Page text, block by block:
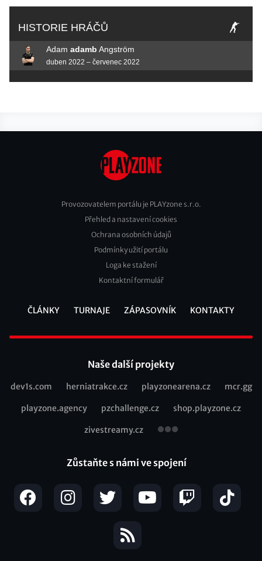
HISTORIE HRÁČŮ
Adam adamb Angström
duben 2022 – červenec 2022
Footer
Provozovatelem portálu je PLAYzone s.r.o.
Přehled a nastavení cookies
Ochrana osobních údajů
Podmínky užití portálu
Loga ke stažení
Kontaktní formulář
ČLÁNKY TURNAJE ZÁPASOVNÍK KONTAKTY
Naše další projekty
Recommended
dev1s.com herniatrakce.cz playzonearena.cz mcr.gg
playzone.agency pzchallenge.cz shop.playzone.cz
zivestreamy.cz
Zůstaňte s námi ve spojení